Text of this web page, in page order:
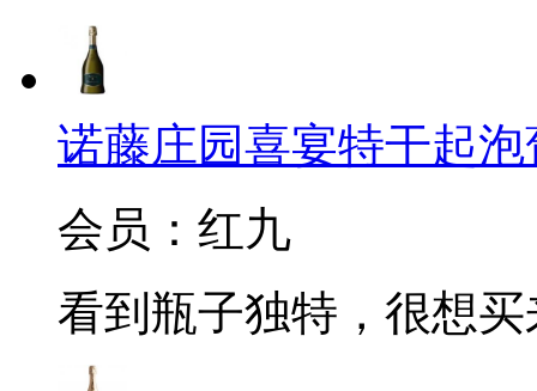
诺藤庄园喜宴特干起泡
会员：红九
看到瓶子独特，很想